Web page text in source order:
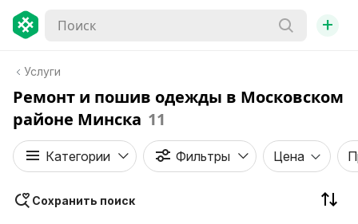
+
Услуги
Ремонт и пошив одежды в Московском
районе Минска 11
Категории Фильтры Цена
Сохранить поиск